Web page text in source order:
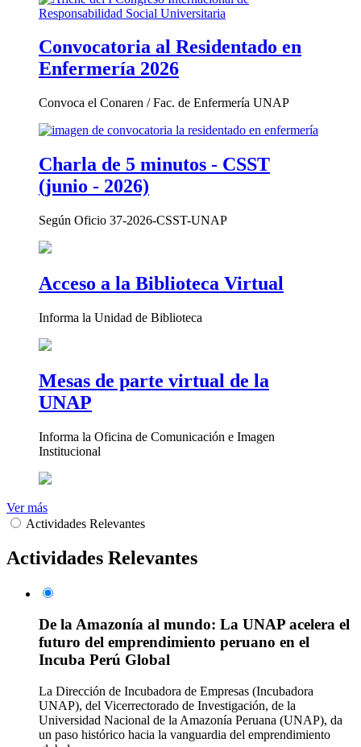
Convocatoria al Residentado en
Enfermería 2026
Convoca el Conaren / Fac. de Enfermería UNAP
Charla de 5 minutos - CSST
(junio - 2026)
Según Oficio 37-2026-CSST-UNAP
Acceso a la Biblioteca Virtual
Informa la Unidad de Biblioteca
Mesas de parte virtual de la
UNAP
Informa la Oficina de Comunicación e Imagen
Institucional
Ver más
Actividades Relevantes
Actividades Relevantes
De la Amazonía al mundo: La UNAP acelera el
futuro del emprendimiento peruano en el
Incuba Perú Global
La Dirección de Incubadora de Empresas (Incubadora
UNAP), del Vicerrectorado de Investigación, de la
Universidad Nacional de la Amazonía Peruana (UNAP), da
un paso histórico hacia la vanguardia del emprendimiento